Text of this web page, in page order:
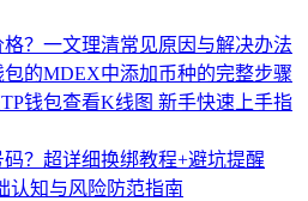
？一文理清常见原因与解决办法
的MDEX中添加币种的完整步骤
钱包查看K线图 新手快速上手指
？超详细换绑教程+避坑提醒
认知与风险防范指南